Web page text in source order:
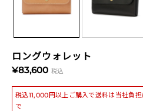
ロングウォレット
¥83,600 税込
税込11,000円以上ご購入で送料は当社負
で